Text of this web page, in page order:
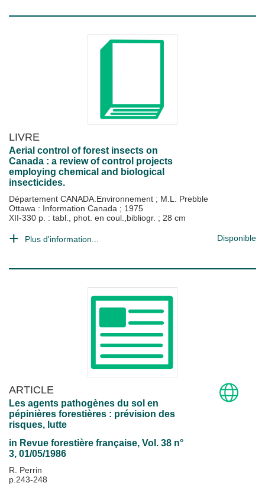
LIVRE
Aerial control of forest insects on
Canada : a review of control projects
employing chemical and biological
insecticides.
Département CANADA.Environnement ; M.L. Prebble
Ottawa : Information Canada ; 1975
XII-330 p. : tabl., phot. en coul.,bibliogr. ; 28 cm
Plus d'information... Disponible
ARTICLE
Les agents pathogènes du sol en
pépinières forestières : prévision des
risques, lutte
in Revue forestière française, Vol. 38 n°
3, 01/05/1986
R. Perrin
p.243-248